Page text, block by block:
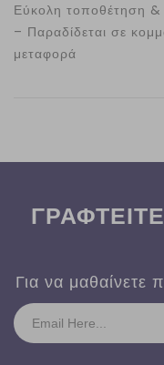
Εύκολη τοποθέτηση
– Παραδίδεται σε
μεταφορά
ΓΡΑΦΤΕΙΤΕ
Για να